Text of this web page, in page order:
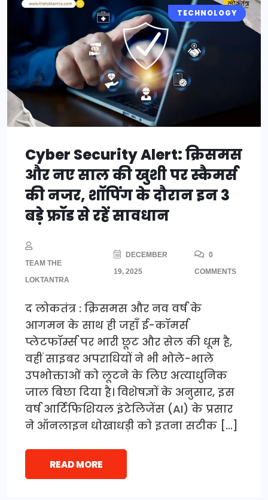
TECHNOLOGY
Cyber Security Alert: क्रिसमस
और नए साल की खुशी पर स्कैमर्स
की नजर, शॉपिंग के दौरान इन 3
बड़े फ्रॉड से रहें सावधान
TEAM THE
LOKTANTRA
DECEMBER
19, 2025
0
COMMENTS
द लोकतंत्र : क्रिसमस और नव वर्ष के
आगमन के साथ ही जहाँ ई-कॉमर्स
प्लेटफॉर्म्स पर भारी छूट और सेल की धूम है,
वहीं साइबर अपराधियों ने भी भोले-भाले
उपभोक्ताओं को लूटने के लिए अत्याधुनिक
जाल बिछा दिया है। विशेषज्ञों के अनुसार, इस
वर्ष आर्टिफिशियल इंटेलिजेंस (AI) के प्रसार
ने ऑनलाइन धोखाधड़ी को इतना सटीक […]
READ MORE